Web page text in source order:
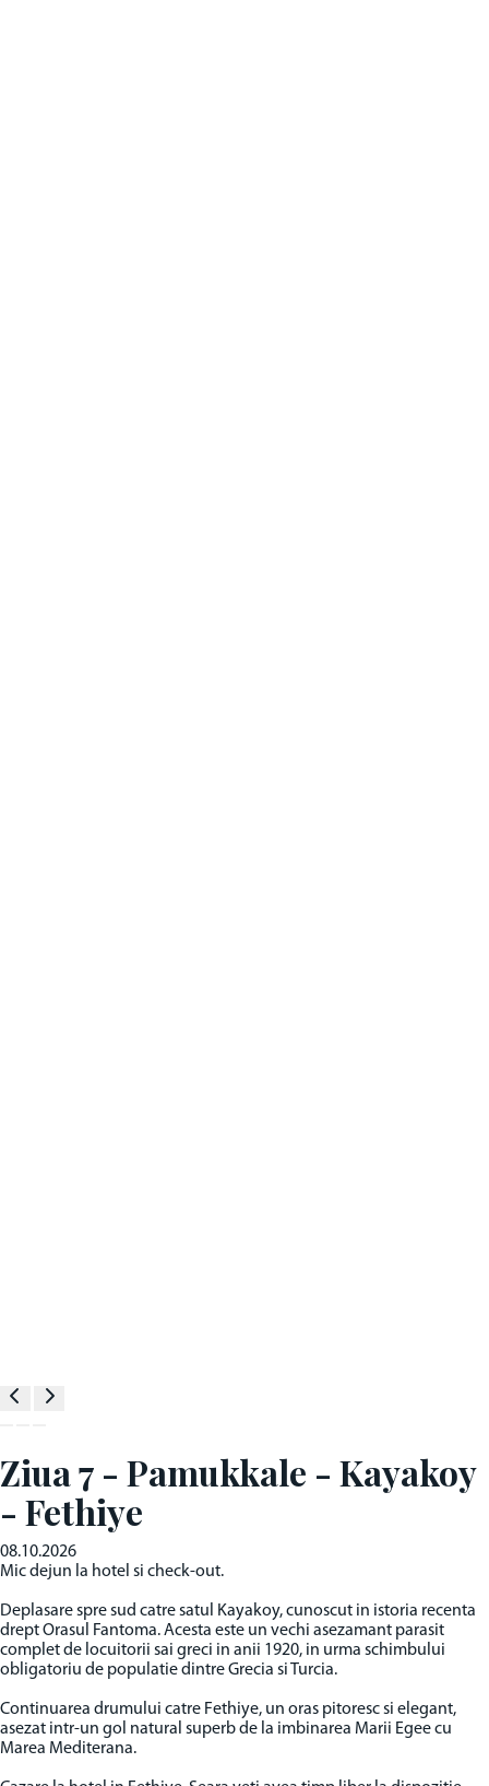
Ziua 7 - Pamukkale - Kayakoy
- Fethiye
08.10.2026
Mic dejun la hotel si check-out.
Deplasare spre sud catre satul Kayakoy, cunoscut in istoria recenta
drept Orasul Fantoma. Acesta este un vechi asezamant parasit
complet de locuitorii sai greci in anii 1920, in urma schimbului
obligatoriu de populatie dintre Grecia si Turcia.
Continuarea drumului catre Fethiye, un oras pitoresc si elegant,
asezat intr-un gol natural superb de la imbinarea Marii Egee cu
Marea Mediterana.